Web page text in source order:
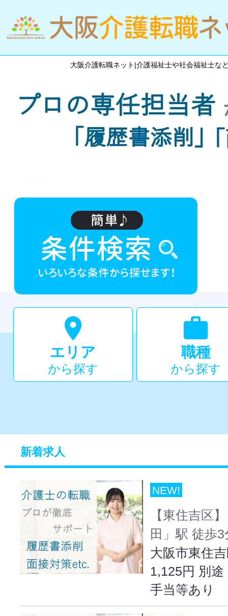
大阪介護転職ネット|介護福祉士や社会福祉士な

エリア
から探す

職種
から探す
新着求人
NEW!
【東住吉区
田」駅 徒歩
大阪市東住
1,125円 別
手当等あり